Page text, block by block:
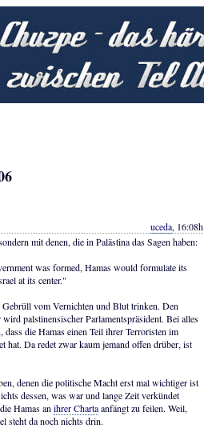
uceda, 16:08h
mit denen, die in Palästina das Sagen haben:
was formed, Hamas would formulate its
at its center."
vom Vernichten und Blut trinken. Den
palstinensischer Parlamentspräsident. Bei alles
die Hamas einen Teil ihrer Terroristen im
hat. Da redet zwar kaum jemand offen drüber, ist
denen die politische Macht erst mal wichtiger ist
dessen, was war und lange Zeit verkündet
Hamas an ihrer Chartaanfängt zu feilen. Weil,
steht da noch nichts drin.